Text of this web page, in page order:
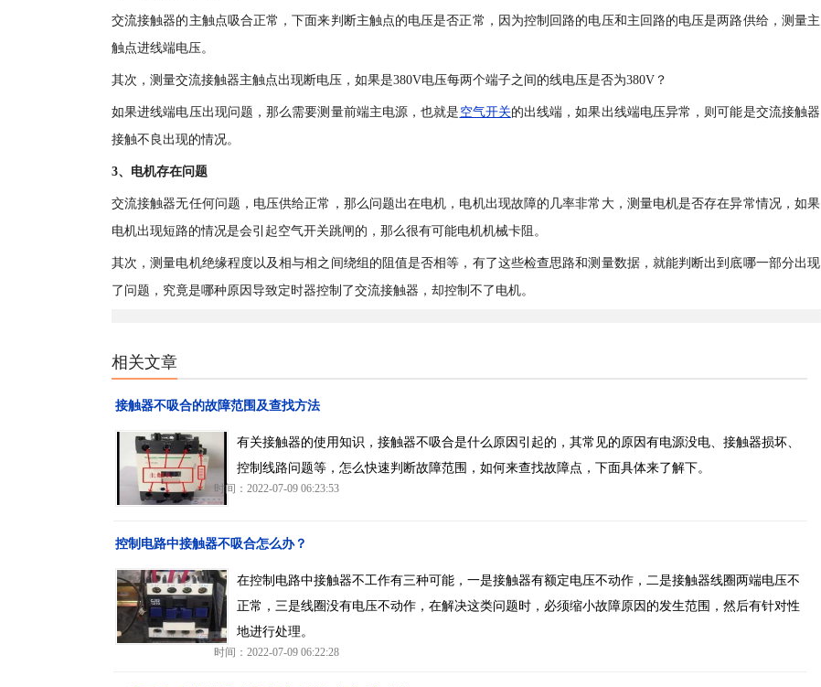
交流接触器的主触点吸合正常，下面来判断主触点的电压是否正常，因为控制回路的电压和主回路的电压是两路供给，测量主
触点进线端电压。
其次，测量交流接触器主触点出现断电压，如果是380V电压每两个端子之间的线电压是否为380V？
如果进线端电压出现问题，那么需要测量前端主电源，也就是 空气开关的出线端，如果出线端电压异常，则可能是交流接触器
接触不良出现的情况。
3、电机存在问题
交流接触器无任何问题，电压供给正常，那么问题出在电机，电机出现故障的几率非常大，测量电机是否存在异常情况，如果
电机出现短路的情况是会引起空气开关跳闸的，那么很有可能电机机械卡阻。
其次，测量电机绝缘程度以及相与相之间绕组的阻值是否相等，有了这些检查思路和测量数据，就能判断出到底哪一部分出现
了问题，究竟是哪种原因导致定时器控制了交流接触器，却控制不了电机。
相关文章
接触器不吸合的故障范围及查找方法
有关接触器的使用知识，接触器不吸合是什么原因引起的，其常见的原因有电源没电、接触器损坏、
控制线路问题等，怎么快速判断故障范围，如何来查找故障点，下面具体来了解下。
时间：2022-07-09 06:23:53
控制电路中接触器不吸合怎么办？
在控制电路中接触器不工作有三种可能，一是接触器有额定电压不动作，二是接触器线圈两端电压不
正常，三是线圈没有电压不动作，在解决这类问题时，必须缩小故障原因的发生范围，然后有针对性
地进行处理。
时间：2022-07-09 06:22:28